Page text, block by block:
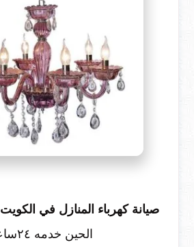
صيانة كهرباء المنازل في الكويت
الحين خدمه ٢٤ساعه